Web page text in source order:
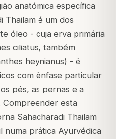
anatómica específica
Thailam é um dos
óleo - cuja erva primária
ciliatus, também
heynianus) - é
com ênfase particular
pés, as pernas e a
Compreender esta
Sahacharadi Thailam
numa prática Ayurvédica